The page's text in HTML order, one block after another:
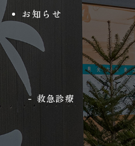
お知らせ
救急診療